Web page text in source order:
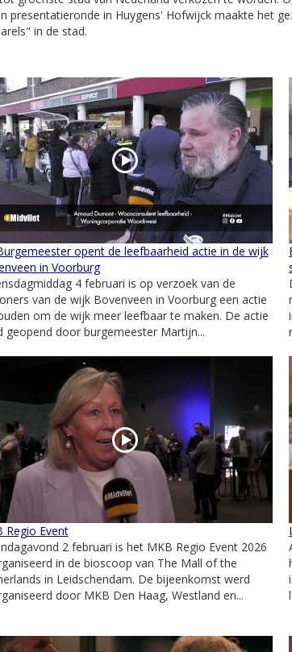
in Huygens' Hofwijck maakte het
in de stad.
opent de leefbaarheid actie in de wijk
in Voorburg
4 februari is op verzoek van de
van de wijk Bovenveen in Voorburg een actie
om de wijk meer leefbaar te maken. De actie
geopend door burgemeester Martijn...
Regio Event
2 februari is het MKB Regio Event 2026
in de bioscoop van The Mall of the
in Leidschendam. De bijeenkomst werd
door MKB Den Haag, Westland en...